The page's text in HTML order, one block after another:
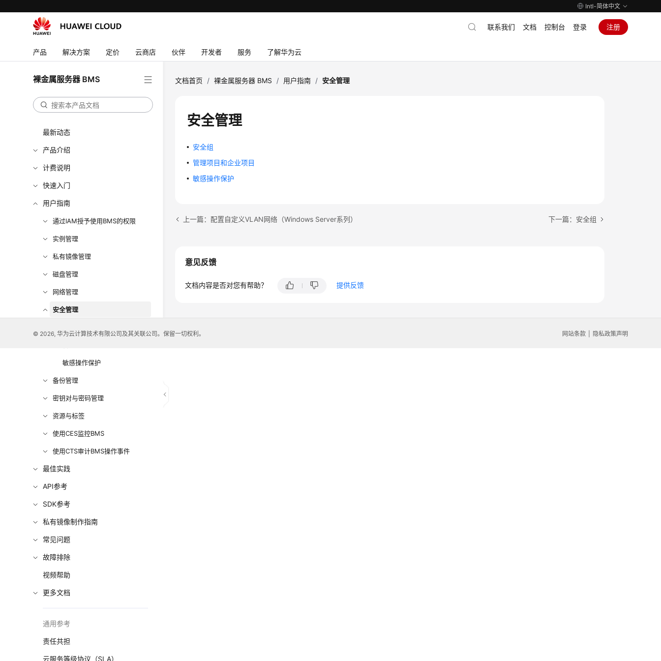
Intl-简体中文
产品 解决方案 定价 云商店 伙伴 开发者 服务 了解华为云
联系我们 文档 控制台 登录 注册
裸金属服务器 BMS
最新动态
产品介绍
计费说明
快速入门
用户指南
通过IAM授予使用BMS的权限
实例管理
私有镜像管理
磁盘管理
网络管理
安全管理
敏感操作保护
备份管理
密钥对与密码管理
资源与标签
使用CES监控BMS
使用CTS审计BMS操作事件
最佳实践
API参考
SDK参考
私有镜像制作指南
常见问题
故障排除
视频帮助
更多文档
通用参考
责任共担
云服务等级协议（SLA）
文档首页 / 裸金属服务器 BMS / 用户指南 / 安全管理
安全管理
安全组
管理项目和企业项目
敏感操作保护
上一篇：配置自定义VLAN网络（Windows Server系列） 下一篇：安全组
意见反馈
文档内容是否对您有帮助？ 提供反馈
© 2026, 华为云计算技术有限公司及其关联公司。保留一切权利。 网站条款 隐私政策声明